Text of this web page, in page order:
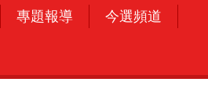
專題報導 今選頻道